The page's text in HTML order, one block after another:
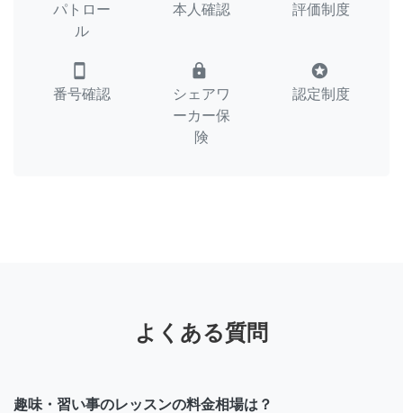
パトロー
ル
本人確認 評価制度
smartphone
番号確認
lock
シェアワ
ーカー保
険
stars
認定制度
よくある質問
趣味・習い事のレッスンの料金相場は？